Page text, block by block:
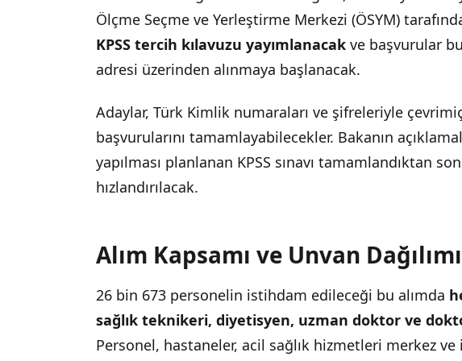
Başvuru Koşulları
Geçmiş Alımlarla Karşılaştırma
Ölçme Seçme ve Yerleştirme Merkezi (ÖSYM)
KPSS tercih kılavuzu yayımlanacak ve başvurular
adresi üzerinden alınmaya başlanacak.
Adaylar, Türk Kimlik numaraları ve şifreleriyle
başvurularını tamamlayabilecekler. Bakanın
yapılması planlanan KPSS sınavı tamamlandıktan
hızlandırılacak.
Alım Kapsamı ve Unvan Dağılımı
26 bin 673 personelin istihdam edileceği bu alımda
sağlık teknikeri, diyetisyen, uzman doktor ve
Personel, hastaneler, acil sağlık hizmetleri merkez ve